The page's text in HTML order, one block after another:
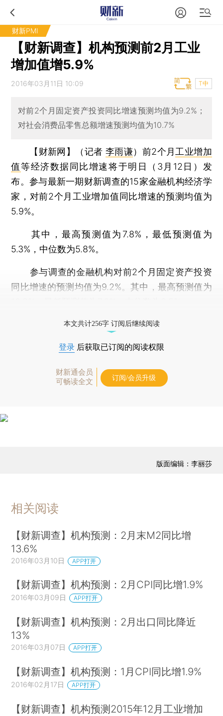
财新PMI
【财新调查】机构预测前2月工业
增加值增5.9%
2016年03月11日 10:09 T中
对前2个月固定资产投资同比增速预测均值为9.2%；
对社会消费品零售总额增速预测均值为10.7%
【财新网】（记者李雨谦） 前2个月 工业增加
值等经济数据同比增速将于明日（3月12日）发
布。参与最新一期财新调查的15家金融机构经济学
家，对前2个月工业增加值同比增速的预测均值为
5.9%。
其中，最高预测值为7.8%，最低预测值为
5.3%，中位数为5.8%。
参与调查的金融机构对前2个月固定资产投资
同比增速的预测均值为9.2%。其中，最高预测值为
本文共计256字 订阅后继续阅读
登录 后获取已订阅的阅读权限
财新通会员
可畅读全文
订阅/会员升级
版面编辑：李丽莎
相关阅读
【财新调查】机构预测：2月末M2同比增
13.6%
2016年03月10日 APP打开
【财新调查】机构预测：2月CPI同比增1.9%
2016年03月09日 APP打开
【财新调查】机构预测：2月出口同比降近
13%
2016年03月07日 APP打开
【财新调查】机构预测：1月CPI同比增1.9%
2016年02月17日 APP打开
【财新调查】机构预测2015年12月工业增加